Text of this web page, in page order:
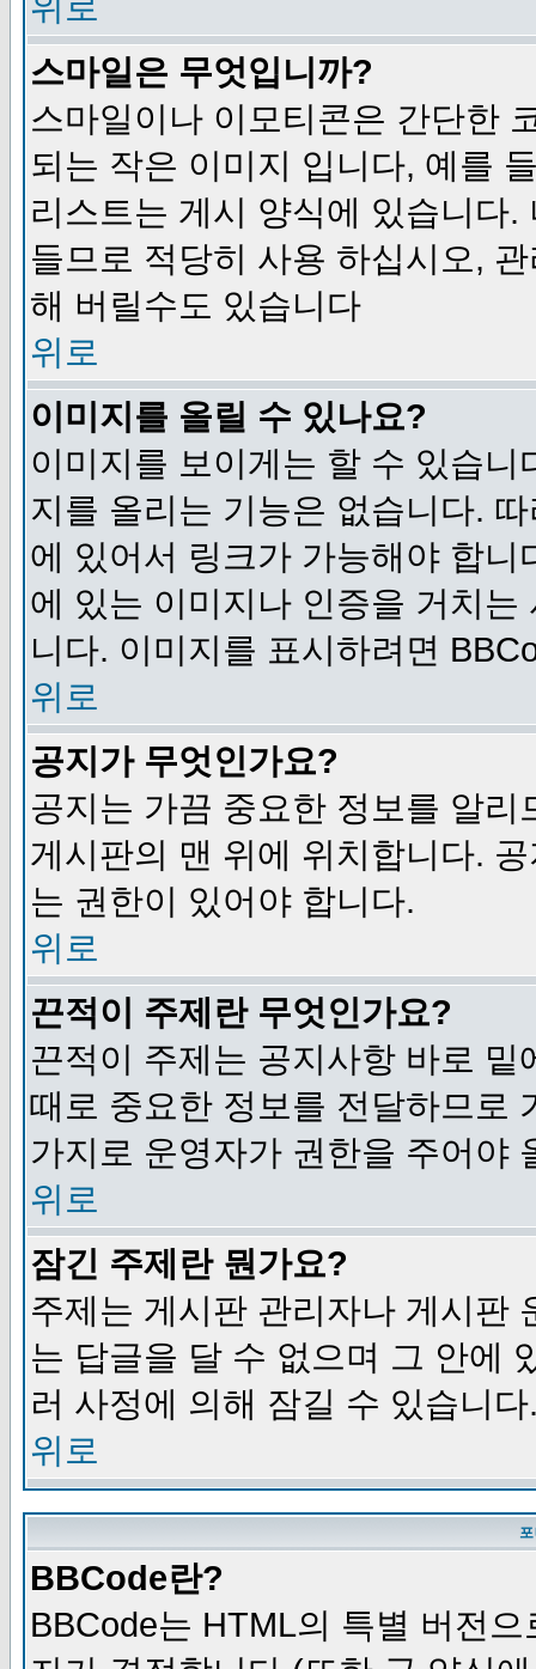
스마일은 무엇입니까?
스마일이나 이모티콘은 간단한
되는 작은 이미지 입니다, 예를
리스트는 게시 양식에 있습니다
들므로 적당히 사용 하십시오,
해 버릴수도 있습니다
위로
이미지를 올릴 수 있나요?
이미지를 보이게는 할 수 있습
지를 올리는 기능은 없습니다.
에 있어서 링크가 가능해야 합
에 있는 이미지나 인증을 거치
니다. 이미지를 표시하려면
위로
공지가 무엇인가요?
공지는 가끔 중요한 정보를 알
게시판의 맨 위에 위치합니다.
는 권한이 있어야 합니다.
위로
끈적이 주제란 무엇인가요?
끈적이 주제는 공지사항 바로
때로 중요한 정보를 전달하므로
가지로 운영자가 권한을 주어야
위로
잠긴 주제란 뭔가요?
주제는 게시판 관리자나 게시판
는 답글을 달 수 없으며 그 안에
러 사정에 의해 잠길 수 있습니다
위로
BBCode란?
BBCode는 HTML의 특별 버전